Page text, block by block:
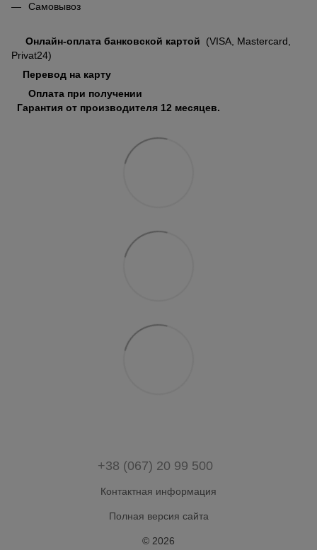
Самовывоз
Онлайн-оплата банковской картой
(VISA, Mastercard,
Privat24)
Перевод на карту
Оплата при получении
Гарантия от производителя 12 месяцев.
+38 (067) 20 99 500
Контактная информация
Полная версия сайта
© 2026